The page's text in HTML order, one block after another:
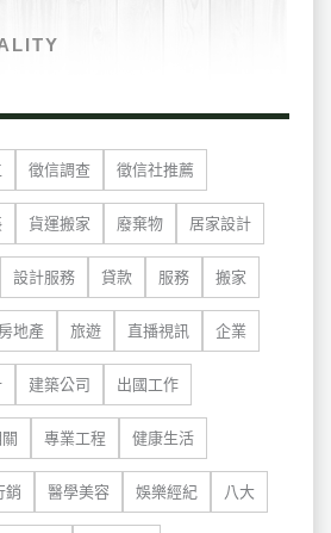
徵信調查 徵信社推薦
貨運搬家 廢棄物 居家設計
設計服務 貸款 服務 搬家
房地產 旅遊 直播視訊 企業
建築公司 出國工作
專業工程 健康生活
銷 醫學美容 娛樂經紀 八大